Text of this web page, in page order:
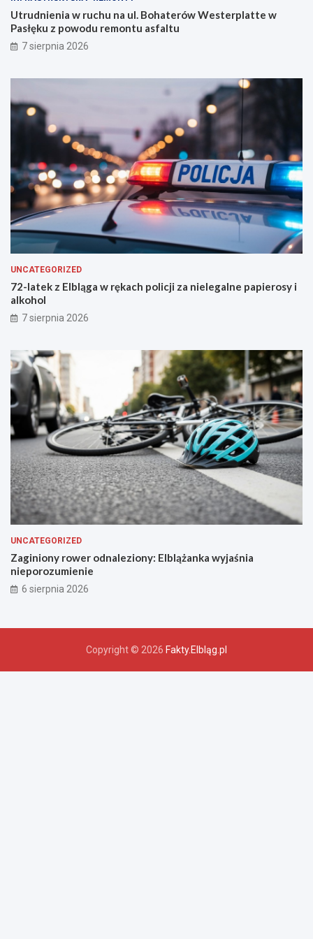
a
n
i
o
z
z
ę
l
s
ł
b
ę
w
P
a
k
u
w
o
d
u
r
e
n
t
u
a
s
a
l
t
u
Utrudnienia w ruchu na ul. Bohaterów Westerplatte w
Pasłęku z powodu remontu asfaltu
7 sierpnia 2026
UNCATEGORIZED
72-latek z Elbląga w rękach policji za nielegalne papierosy i
alkohol
7 sierpnia 2026
UNCATEGORIZED
Zaginiony rower odnaleziony: Elblążanka wyjaśnia
nieporozumienie
6 sierpnia 2026
Copyright © 2026 Fakty.Elbląg.pl